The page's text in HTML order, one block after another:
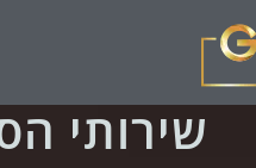
שירותי